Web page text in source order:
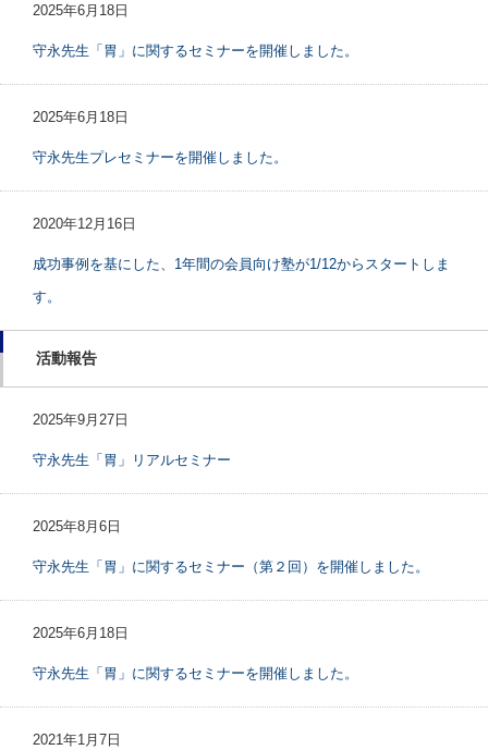
2025年6月18日
守永先生「胃」に関するセミナーを開催しました。
2025年6月18日
守永先生プレセミナーを開催しました。
2020年12月16日
成功事例を基にした、1年間の会員向け塾が1/12からスタートしま
す。
活動報告
2025年9月27日
守永先生「胃」リアルセミナー
2025年8月6日
守永先生「胃」に関するセミナー（第２回）を開催しました。
2025年6月18日
守永先生「胃」に関するセミナーを開催しました。
2021年1月7日